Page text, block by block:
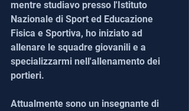
mentre studiavo presso l'Istituto
Nazionale di Sport ed Educazione
Fisica e Sportiva, ho iniziato ad
allenare le squadre giovanili e a
specializzarmi nell'allenamento dei
portieri.
Attualmente sono un insegnante di